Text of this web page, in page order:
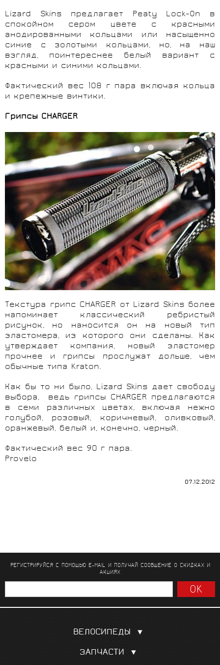
Lizard Skins предлагает Peaty Lock-On в
спокойном сером цвете с красными
анодированными кольцами или насыщенно
синие с золотыми кольцами, но, на наш
взгляд, поинтереснее белый вариант с
красными и синими кольцами.
Фактический вес 108 г пара включая кольца
и крепежные винтики.
Грипсы CHARGER
Текстура грипс CHARGER от Lizard Skins более
напоминает классический ребристый
рисунок, но наносится он на новый тип
эластомера, из которого они сделаны. Как
утверждает компания, новый эластомер
прочнее и грипсы прослужат дольше, чем
обычные типа Kraton.
Как бы то ни было, Lizard Skins дает свободу
выбора,
ведь грипсы CHARGER предлагаются
в семи различных цветах, включая нежно
голубой, розовый, коричневый, оливковый,
оранжевый, белый и, конечно, черный.
Фактический вес 90 г пара.
Provelo
07.12.2012
РЕГИСТРИРУЙСЯ С ПОМОЩЬЮ E-MAIL И ПОЛУЧАЙ СООБЩЕНИЕО СКИДКАХ И
АКЦИЯХ
ВЕЛОСИПЕДЫ
Шоссейные
Гравел, кроссовые
ЗАПЧАСТИ